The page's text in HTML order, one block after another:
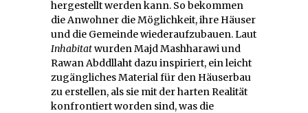
hergestellt werden kann. So bekommen
die Anwohner die Möglichkeit, ihre Häuser
und die Gemeinde wiederaufzubauen. Laut
Inhabitatwurden Majd Mashharawi und
Rawan Abddllaht dazu inspiriert, ein leicht
zugängliches Material für den Häuserbau
zu erstellen, als sie mit der harten Realität
konfrontiert worden sind, was die